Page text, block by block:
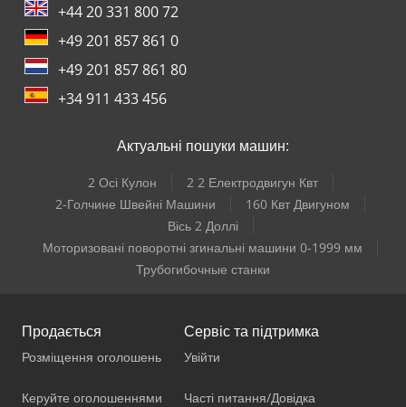
+44 20 331 800 72
+49 201 857 861 0
+49 201 857 861 80
+34 911 433 456
Актуальні пошуки машин:
2 Осі Кулон
2 2 Електродвигун Квт
2-Голчине Швейні Машини
160 Квт Двигуном
Вісь 2 Доллі
Моторизовані поворотні згинальні машини 0-1999 мм
Трубогибочные станки
Продається
Розміщення оголошень
Керуйте оголошеннями
Сервіс та підтримка
Увійти
Часті питання/Довідка